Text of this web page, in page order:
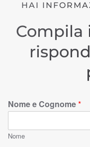
HAI
Compila
Nome e Cognome*
Nome